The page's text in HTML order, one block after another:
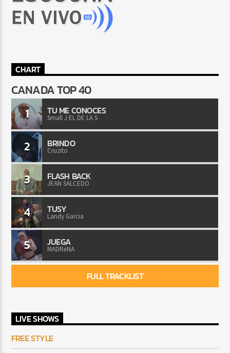
CHART
CANADA TOP 40
1 TU ME CONOCES
Small J EL DE LA S
2 BRINDO
Cruzito
3 FLASH BACK
JEAN SALCEDO
4 TUSY
Landy Garcia
5 JUEGA
MADRiiNA
FULL TRACKLIST
LIVE SHOWS
FREE STYLE